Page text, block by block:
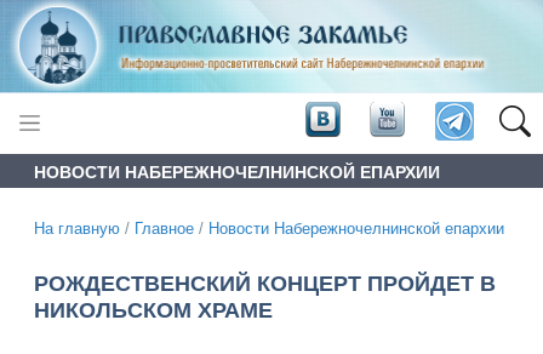
НОВОСТИ НАБЕРЕЖНОЧЕЛНИНСКОЙ ЕПАРХИИ
На главную / Главное / Новости Набережночелнинской епархии
РОЖДЕСТВЕНСКИЙ КОНЦЕРТ ПРОЙДЕТ В
НИКОЛЬСКОМ ХРАМЕ